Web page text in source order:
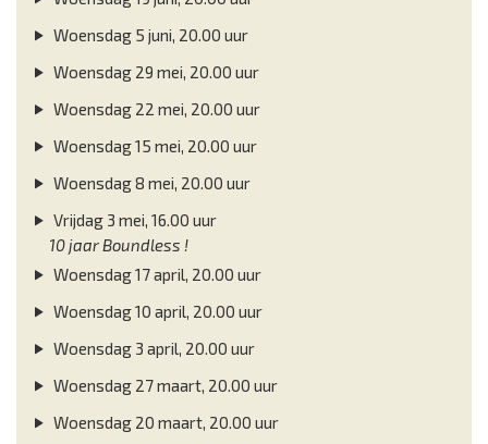
Woensdag 5 juni, 20.00 uur
Woensdag 29 mei, 20.00 uur
Woensdag 22 mei, 20.00 uur
Woensdag 15 mei, 20.00 uur
Woensdag 8 mei, 20.00 uur
Vrijdag 3 mei, 16.00 uur
10 jaar Boundless !
Woensdag 17 april, 20.00 uur
Woensdag 10 april, 20.00 uur
Woensdag 3 april, 20.00 uur
Woensdag 27 maart, 20.00 uur
Woensdag 20 maart, 20.00 uur